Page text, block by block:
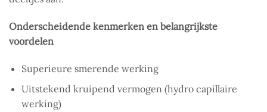
Onderscheidende kenmerken en belangrijkste
voordelen
Superieure smerende werking
Uitstekend kruipend vermogen (hydro capillaire
werking)